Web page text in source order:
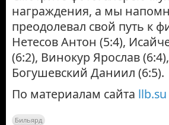
награждения, а мы
преодолевал свой путь к
Нетесов Антон (5:4),
(6:2), Винокур Ярослав
Богушевский Даниил (6:5).
По материалам сайта llb.su
Бильярд